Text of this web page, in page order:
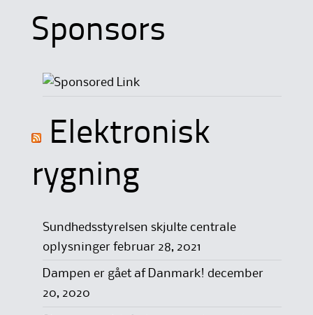
Sponsors
Elektronisk
rygning
Sundhedsstyrelsen skjulte centrale
oplysninger februar 28, 2021
Dampen er gået af Danmark! december
20, 2020